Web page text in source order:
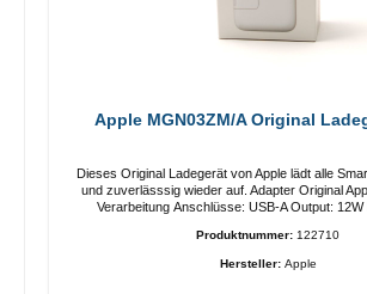
Apple MGN03ZM/A Original
Dieses Original Ladegerät von Apple lädt alle
und zuverlässsig wieder auf. Adapter Original Apple Hochwertige
Verarbeitung Anschlüsse: USB-A Output:
Produktnummer: 122710
Hersteller: Apple